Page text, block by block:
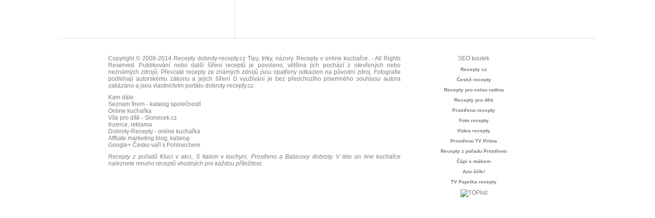
Copyright © 2008-2014 Recepty dobroty-recepty.cz Tipy, triky, názory. Recepty v online kuchařce. - All Rights
Reserved. Publikování nebo další šíření receptů je povoleno, většina jich pochází z otevřených nebo
neznámých zdrojů. Převzaté recepty ze známých zdrojů jsou opatřeny odkazem na původní zdroj. Fotografie
podléhají autorskému zákonu a jejich šíření či využívání je bez předchozího písemného souhlasu autora
zakázáno a jsou vlastnictvím portálu dobroty-recepty.cz.
Kam dále:
Seznam firem - katalog společností
Online kuchařka
Vše pro dítě - Slonecek.cz
Inzerce, reklama
Dobroty-Recepty - online kuchařka
Affliate marketing blog, katalog
Google+ Česko vaří s Pohlreichem
Recepty z pořadů Kluci v akci, S Italem v kuchyni, Prostřeno a Babicovy dobroty. V této on line kuchařce
naleznete mnoho receptů vhodných pro každou příležitost.
SEO koutek
Recepty cz
České recepty
Recepty pro celou rodinu
Recepty pro děti
Prostřeno recepty
Foto recepty
Videa recepty
Prostřeno TV Prima
Recepty z pořadu Prostřeno
Čápi s mákem
Ano šéfe!
TV Paprika recepty